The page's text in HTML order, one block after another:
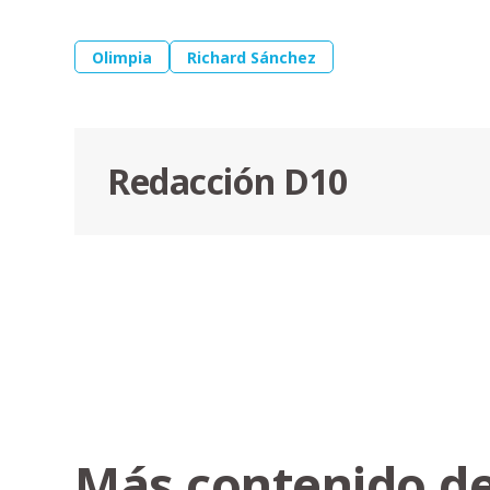
Olimpia Richard Sánchez
Redacción D10